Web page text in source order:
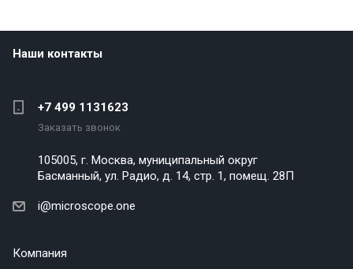
Наши контакты
+7 499 1131623
Заказать звонок
105005, г. Москва, муниципальный округ
Басманный, ул. Радио, д. 14, стр. 1, помещ. 28П
i@microscope.one
Компания